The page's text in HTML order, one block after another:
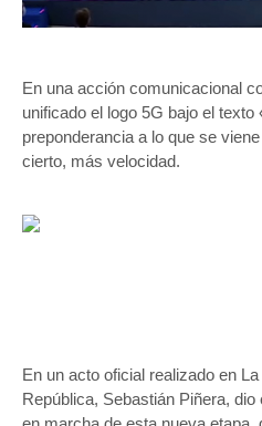
En una acción comunicacional
unificado el logo 5G bajo el
preponderancia a lo que se
cierto, más velocidad.
En un acto oficial realizado en
República, Sebastián Piñera,